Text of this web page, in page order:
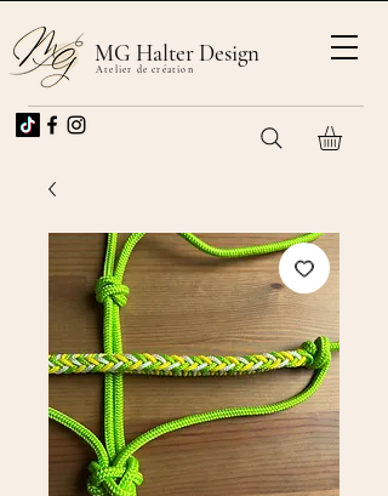
MG Halter Design
Atelier de création